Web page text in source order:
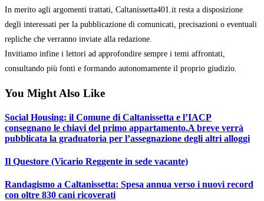
In merito agli argomenti trattati, Caltanissetta401.it resta a disposizione
degli interessati per la pubblicazione di comunicati, precisazioni o eventuali
repliche che verranno inviate alla redazione.
Invitiamo infine i lettori ad approfondire sempre i temi affrontati,
consultando più fonti e formando autonomamente il proprio giudizio.
You Might Also Like
Social Housing: il Comune di Caltanissetta e l’IACP
consegnano le chiavi del primo appartamento.A breve verrà
pubblicata la graduatoria per l’assegnazione degli altri alloggi
Il Questore (Vicario Reggente in sede vacante)
Randagismo a Caltanissetta: Spesa annua verso i nuovi record
con oltre 830 cani ricoverati